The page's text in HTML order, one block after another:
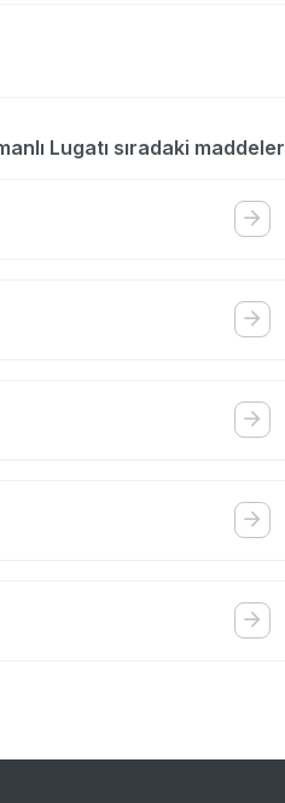
Lugatı sıradaki maddeler